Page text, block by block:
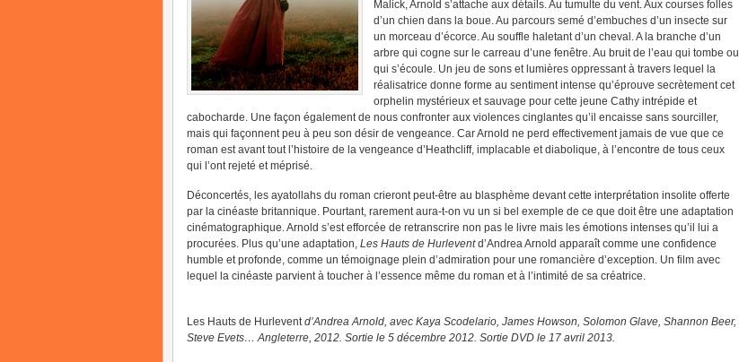
Malick, Arnold s’attache aux détails. Au tumulte du vent. Aux courses folles
d’un chien dans la boue. Au parcours semé d’embuches d’un insecte sur
un morceau d’écorce. Au souffle haletant d’un cheval. A la branche d’un
arbre qui cogne sur le carreau d’une fenêtre. Au bruit de l’eau qui tombe ou
qui s’écoule. Un jeu de sons et lumières oppressant à travers lequel la
réalisatrice donne forme au sentiment intense qu’éprouve secrètement cet
orphelin mystérieux et sauvage pour cette jeune Cathy intrépide et
cabocharde. Une façon également de nous confronter aux violences cinglantes qu’il encaisse sans sourciller,
mais qui façonnent peu à peu son désir de vengeance. Car Arnold ne perd effectivement jamais de vue que ce
roman est avant tout l’histoire de la vengeance d’Heathcliff, implacable et diabolique, à l’encontre de tous ceux
qui l’ont rejeté et méprisé.
Déconcertés, les ayatollahs du roman crieront peut-être au blasphème devant cette interprétation insolite offerte
par la cinéaste britannique. Pourtant, rarement aura-t-on vu un si bel exemple de ce que doit être une adaptation
cinématographique. Arnold s’est efforcée de retranscrire non pas le livre mais les émotions intenses qu’il lui a
procurées. Plus qu’une adaptation, Les Hauts de Hurleventd’Andrea Arnold apparaît comme une confidence
humble et profonde, comme un témoignage plein d’admiration pour une romancière d’exception. Un film avec
lequel la cinéaste parvient à toucher à l’essence même du roman et à l’intimité de sa créatrice.
Les Hauts de Hurleventd’Andrea Arnold, avec Kaya Scodelario, James Howson, Solomon Glave, Shannon Beer,
Steve Evets… Angleterre, 2012. Sortie le 5 décembre 2012. Sortie DVD le 17 avril 2013.